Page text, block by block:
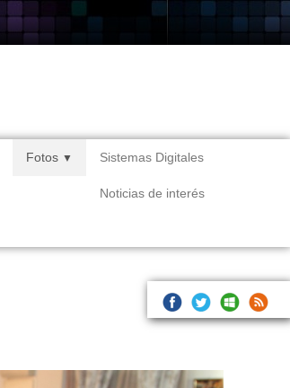
Fotos ▼ Sistemas Digitales
Noticias de interés